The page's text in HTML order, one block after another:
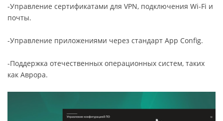
-Управление сертификатами для VPN, подключения Wi-Fi и
почты.
-Управление приложениями через стандарт App Config.
-Поддержка отечественных операционных систем, таких
как Аврора.